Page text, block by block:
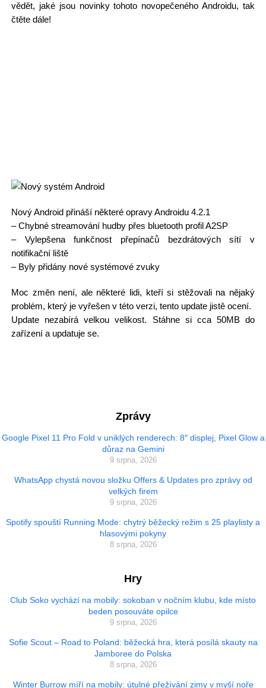
vědět, jaké jsou novinky tohoto novopečeného Androidu, tak
čtěte dále!
Nový Android přináší některé opravy Androidu 4.2.1
– Chybné streamování hudby přes bluetooth profil A2SP
– Vylepšena funkčnost přepínačů bezdrátových sítí v
notifikační liště
– Byly přidány nové systémové zvuky
Moc změn není, ale některé lidi, kteří si stěžovali na nějaký
problém, který je vyřešen v této verzi, tento update jistě ocení.
Update nezabírá velkou velikost. Stáhne si cca 50MB do
zařízení a updatuje se.
Zprávy
Google Pixel 11 Pro Fold v uniklých renderech: 8″ displej, Pixel Glow a
důraz na Gemini
9 srpna, 2026
WhatsApp chystá novou složku Offers & Updates pro zprávy od
velkých firem
9 srpna, 2026
Spotify spouští Running Mode: chytrý běžecký režim s 25 playlisty a
hlasovými pokyny
8 srpna, 2026
Hry
Club Soko vychází na mobily: sokoban v nočním klubu, kde místo
beden posouváte opilce
9 srpna, 2026
Sofie Scout – Road to Poland: běžecká hra, která posílá skauty na
Jamboree do Polska
8 srpna, 2026
Winter Burrow míří na mobily: útulné přežívání zimy v myší noře